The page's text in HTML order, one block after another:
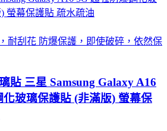
耐刮花 防爆保護，即使破碎，依然保
貼 三星 Samsung Galaxy A16
玻璃保護貼 (非滿版) 螢幕保